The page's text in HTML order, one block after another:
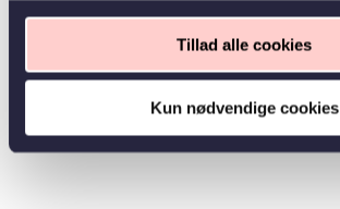
Tillad alle cookies
Kun nødvendige cookies